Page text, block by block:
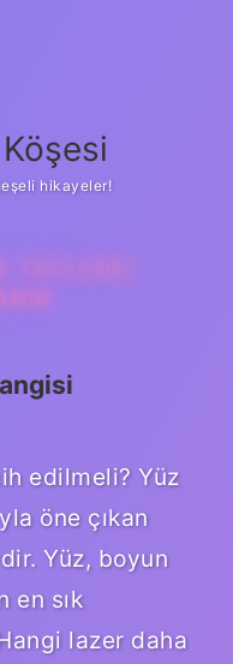
hikayeler!
TÜYLERE
edilmeli? Yüz
öne çıkan
Yüz, boyun
en sık
lazer daha